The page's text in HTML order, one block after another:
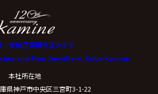
・宝飾正規販売店カミネ
and Fine Jewellery, Kobe Kamine
本社所在地
県神戸市中央区三宮町3-1-22